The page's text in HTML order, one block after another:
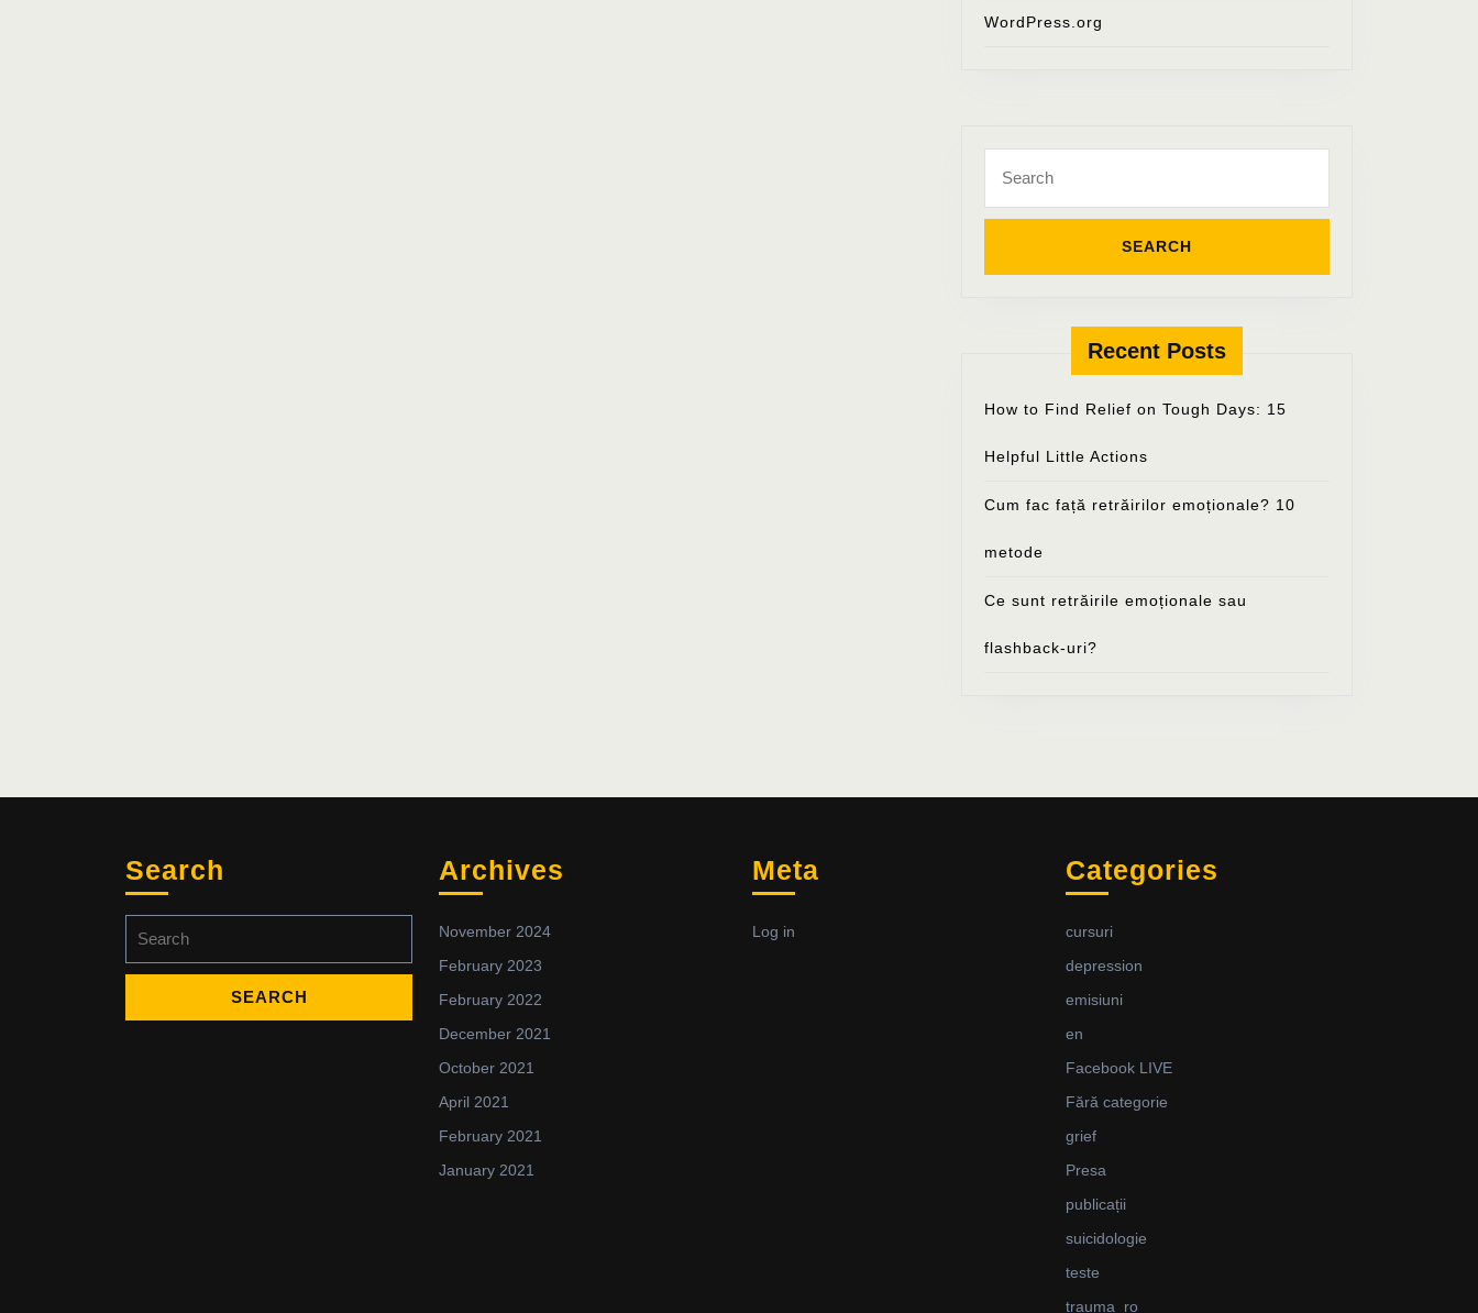
WordPress.org
for:
Recent Posts
How to Find Relief on Tough Days: 15
Helpful Little Actions
Cum fac față retrăirilor emoționale? 10
metode
Ce sunt retrăirile emoționale sau
flashback-uri?
Search
for:
Archives
November 2024
February 2023
February 2022
December 2021
October 2021
April 2021
February 2021
January 2021
Meta
Log in
Categories
cursuri
depression
emisiuni
en
Facebook LIVE
Fără categorie
grief
Presa
publicații
suicidologie
teste
trauma_ro